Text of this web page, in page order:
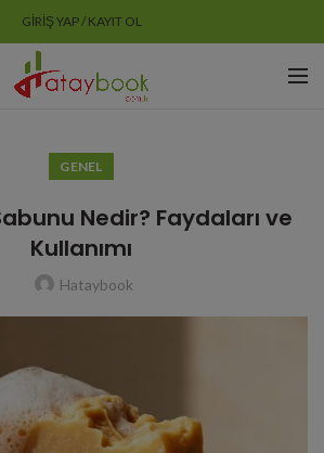
GIRIŞ YAP / KAYIT OL
GENEL
Nedir? Faydaları ve
Kullanımı
Hataybook